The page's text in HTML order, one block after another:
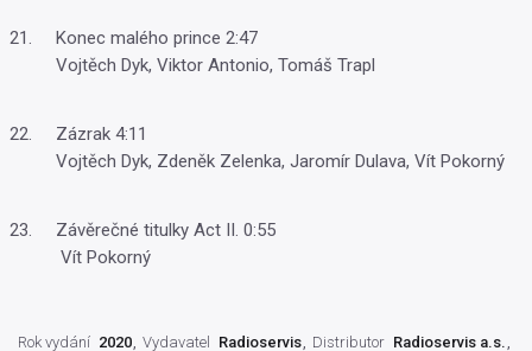
Konec malého prince 2:47
Vojtěch Dyk, Viktor Antonio, Tomáš Trapl
Zázrak 4:11
Vojtěch Dyk, Zdeněk Zelenka, Jaromír Dulava, Vít Pokorný
Závěrečné titulky Act II. 0:55
Vít Pokorný
Rok vydání 2020 Vydavatel Radioservis Distributor Radioservis a.s.